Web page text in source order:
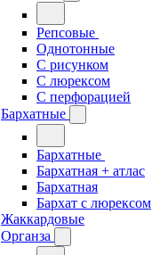
Репсовые
Однотонные
С рисунком
С люрексом
С перфорацией
Бархатные
Бархатные
Бархатная + атлас
Бархатная
Бархат с люрексом
Жаккардовые
Органза